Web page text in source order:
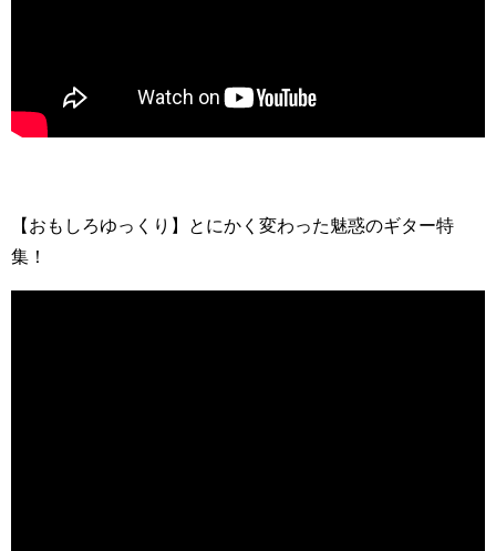
【おもしろゆっくり】とにかく変わった魅惑のギター特
集！